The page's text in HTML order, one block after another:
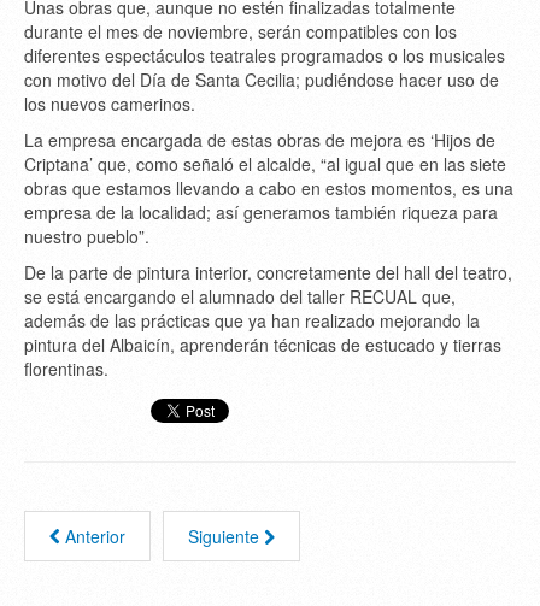
Unas obras que, aunque no estén finalizadas totalmente
durante el mes de noviembre, serán compatibles con los
diferentes espectáculos teatrales programados o los musicales
con motivo del Día de Santa Cecilia; pudiéndose hacer uso de
los nuevos camerinos.
La empresa encargada de estas obras de mejora es ‘Hijos de
Criptana’ que, como señaló el alcalde, “al igual que en las siete
obras que estamos llevando a cabo en estos momentos, es una
empresa de la localidad; así generamos también riqueza para
nuestro pueblo”.
De la parte de pintura interior, concretamente del hall del teatro,
se está encargando el alumnado del taller RECUAL que,
además de las prácticas que ya han realizado mejorando la
pintura del Albaicín, aprenderán técnicas de estucado y tierras
florentinas.
Anterior Siguiente